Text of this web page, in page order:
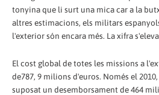
tonyina que li surt una mica car a la
altres estimacions, els militars
l'exterior són encara més. La xifra
El cost global de totes les missions a
de787, 9 milions d'euros. Només el
suposat un desemborsament de 464